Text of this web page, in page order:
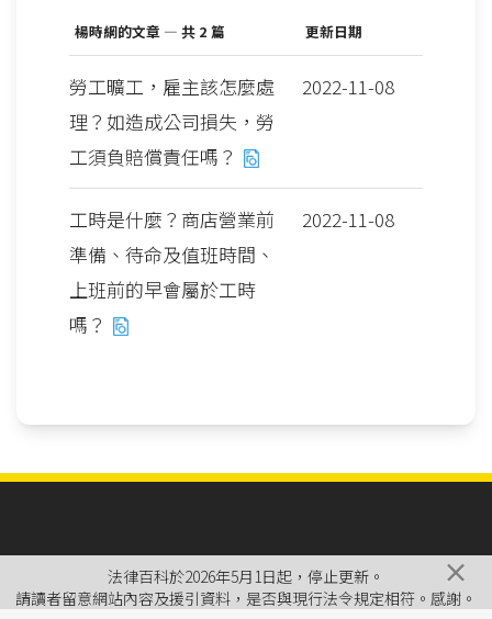
楊時綱的文章 — 共 2 篇 更新日期
勞工曠工，雇主該怎麼處
理？如造成公司損失，勞
工須負賠償責任嗎？
2022-11-08
工時是什麼？商店營業前
準備、待命及值班時間、
上班前的早會屬於工時
嗎？
2022-11-08
法律百科於2026年5月1日起，停止更新。
請讀者留意網站內容及援引資料，是否與現行法令規定相符。感謝。
×